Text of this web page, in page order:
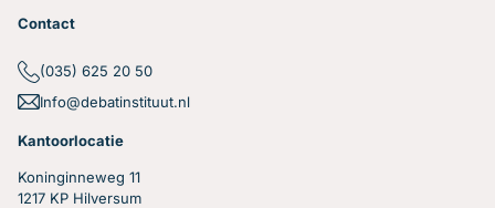
Contact
(035) 625 20 50
Info@debatinstituut.nl
Kantoorlocatie
Koninginneweg 11
1217 KP Hilversum